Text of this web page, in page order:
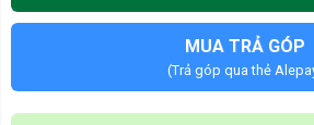
MUA TRẢ GÓP
(Trả góp qua thẻ